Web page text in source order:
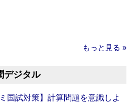
もっと見る »
デジタル
ミ国試対策】計算問題を意識しよ